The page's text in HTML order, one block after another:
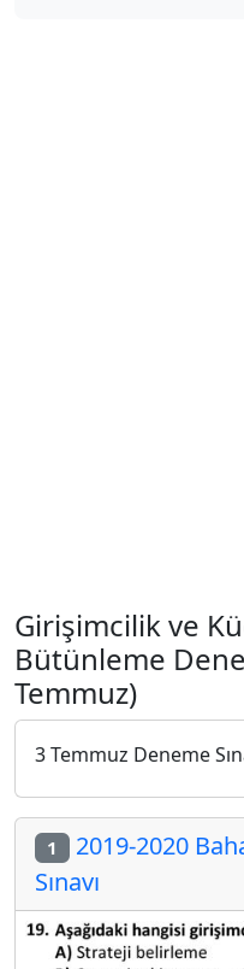
Girişimcilik ve
Bütünleme
Temmuz)
3 Temmuz Deneme
1 2019-2020
Sınavı